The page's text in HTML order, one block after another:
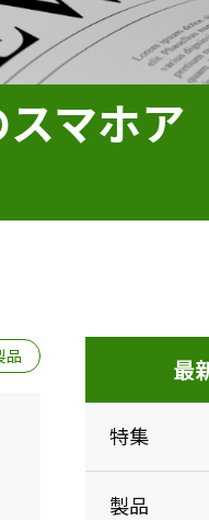
マホア
品 最
特集
製品